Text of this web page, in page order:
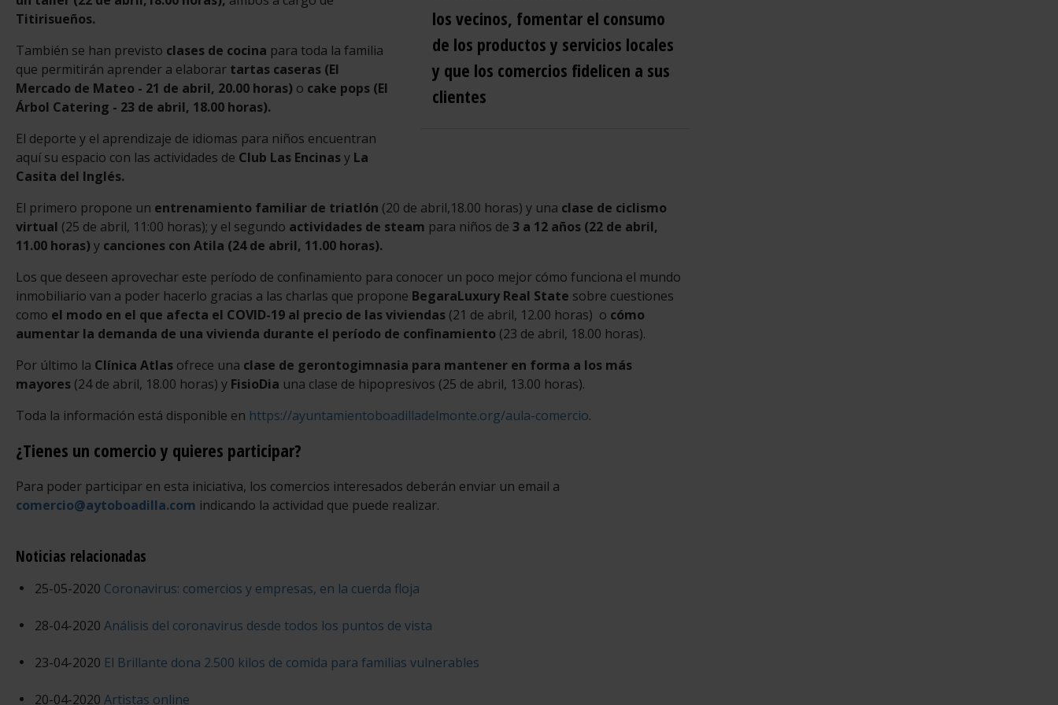
los vecinos, fomentar el consumo
de los productos y servicios locales
y que los comercios fidelicen a sus
clientes
Titirisueños.
También se han previsto clases de cocina para toda la familia
que permitirán aprender a elaborar tartas caseras (El
Mercado de Mateo - 21 de abril, 20.00 horas) o cake pops (El
Árbol Catering - 23 de abril, 18.00 horas).
El deporte y el aprendizaje de idiomas para niños encuentran
aquí su espacio con las actividades de Club Las Encinasy La
Casita del Inglés.
El primero propone un entrenamiento familiar de triatlón (20 de abril,18.00 horas) y una clase de ciclismo
virtual (25 de abril, 11:00 horas); y el segundo actividades de steam para niños de 3 a 12 años (22 de abril,
11.00 horas) y canciones con Atila (24 de abril, 11.00 horas).
Los que deseen aprovechar este período de confinamiento para conocer un poco mejor cómo funciona el mundo
inmobiliario van a poder hacerlo gracias a las charlas que propone BegaraLuxury Real State sobre cuestiones
como el modo en el que afecta el COVID-19 al precio de las viviendas (21 de abril, 12.00 horas) o cómo
aumentar la demanda de una vivienda durante el período de confinamiento (23 de abril, 18.00 horas).
Por último la Clínica Atlas ofrece una clase de gerontogimnasia para mantener en forma a los más
mayores (24 de abril, 18.00 horas) y FisioDia una clase de hipopresivos (25 de abril, 13.00 horas).
Toda la información está disponible en https://ayuntamientoboadilladelmonte.org/aula-comercio.
¿Tienes un comercio y quieres participar?
Para poder participar en esta iniciativa, los comercios interesados deberán enviar un email a
comercio@aytoboadilla.com indicando la actividad que puede realizar.
Noticias relacionadas
25-05-2020 Coronavirus: comercios y empresas, en la cuerda floja
28-04-2020 Análisis del coronavirus desde todos los puntos de vista
23-04-2020 El Brillante dona 2.500 kilos de comida para familias vulnerables
20-04-2020 Artistas online